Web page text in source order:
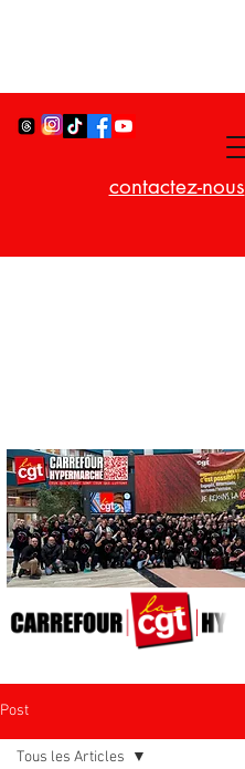
contactez-nous
Post
Tous les Articles